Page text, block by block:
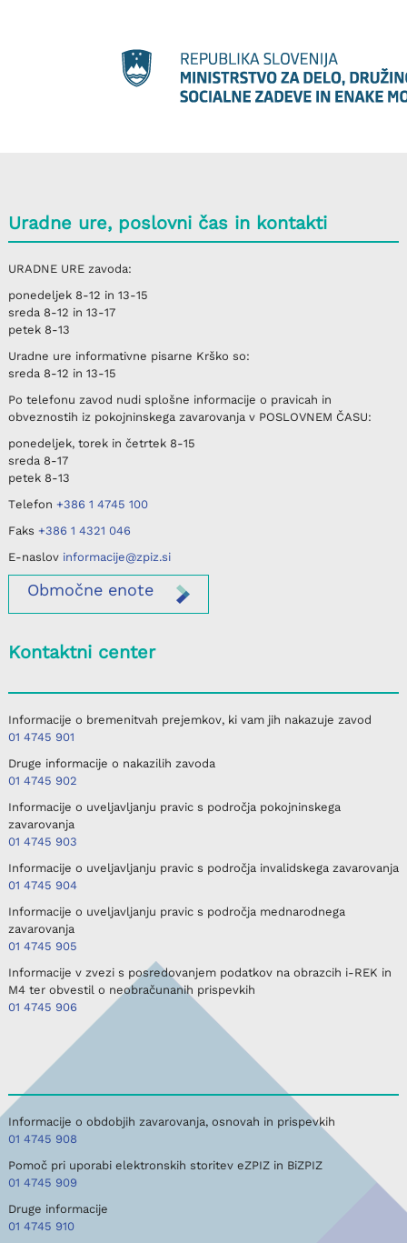
Uradne ure, poslovni čas in kontakti
URADNE UREzavoda:
ponedeljek8-12 in 13-15
sreda 8-12 in 13-17
petek8-13
Uradne ure informativne pisarne Krško so:
sreda 8-12 in 13-15
Po telefonu zavod nudi splošne informacije o pravicah in
obveznostih iz pokojninskega zavarovanja v POSLOVNEM ČASU:
ponedeljek, torek in četrtek8-15
sreda 8-17
petek8-13
Telefon +386 1 4745 100
Faks +386 1 4321 046
E-naslov informacije@zpiz.si
Območneenote
Kontaktni center
Informacije o bremenitvah prejemkov, ki vam jih nakazuje zavod
01 4745 901
Druge informacije o nakazilih zavoda
01 4745 902
Informacije o uveljavljanju pravic s področja pokojninskega
zavarovanja
01 4745 903
Informacije o uveljavljanju pravic s področja invalidskega zavarovanja
01 4745 904
Informacije o uveljavljanju pravic s področja mednarodnega
zavarovanja
01 4745 905
Informacije v zvezi s posredovanjem podatkov na obrazcih i-REK in
M4 ter obvestil o neobračunanih prispevkih
01 4745 906
Informacije o obdobjih zavarovanja, osnovah in prispevkih
01 4745 908
Pomoč pri uporabi elektronskih storitev eZPIZ in BiZPIZ
01 4745 909
Druge informacije
01 4745 910